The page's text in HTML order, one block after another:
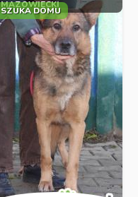
MAZOWIECKI
SZUKA DOMU